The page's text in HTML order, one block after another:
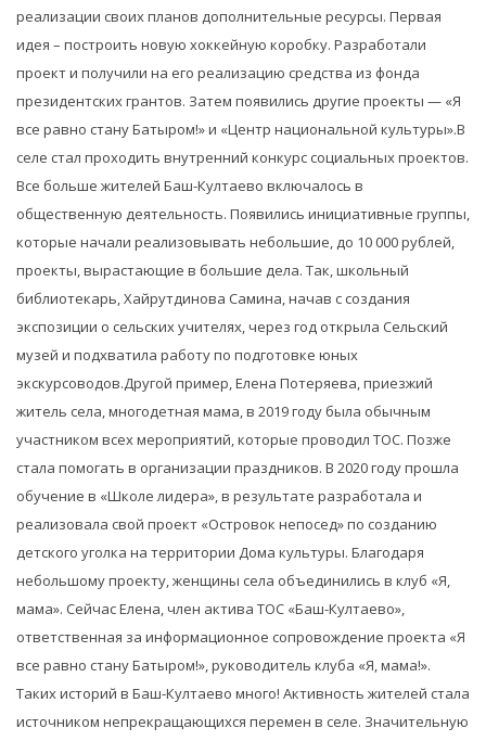
реализации своих планов дополнительные ресурсы. Первая
идея – построить новую хоккейную коробку. Разработали
проект и получили на его реализацию средства из фонда
президентских грантов. Затем появились другие проекты — «Я
все равно стану Батыром!» и «Центр национальной культуры».В
селе стал проходить внутренний конкурс социальных проектов.
Все больше жителей Баш-Култаево включалось в
общественную деятельность. Появились инициативные группы,
которые начали реализовывать небольшие, до 10 000 рублей,
проекты, вырастающие в большие дела. Так, школьный
библиотекарь, Хайрутдинова Самина, начав с создания
экспозиции о сельских учителях, через год открыла Сельский
музей и подхватила работу по подготовке юных
экскурсоводов.Другой пример, Елена Потеряева, приезжий
житель села, многодетная мама, в 2019 году была обычным
участником всех мероприятий, которые проводил ТОС. Позже
стала помогать в организации праздников. В 2020 году прошла
обучение в «Школе лидера», в результате разработала и
реализовала свой проект «Островок непосед» по созданию
детского уголка на территории Дома культуры. Благодаря
небольшому проекту, женщины села объединились в клуб «Я,
мама». Сейчас Елена, член актива ТОС «Баш-Култаево»,
ответственная за информационное сопровождение проекта «Я
все равно стану Батыром!», руководитель клуба «Я, мама!».
Таких историй в Баш-Култаево много! Активность жителей стала
источником непрекращающихся перемен в селе. Значительную